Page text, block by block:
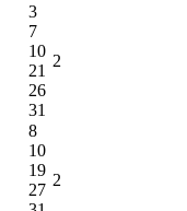
3
7
10
21
26
31
2
8
10
19
27
2